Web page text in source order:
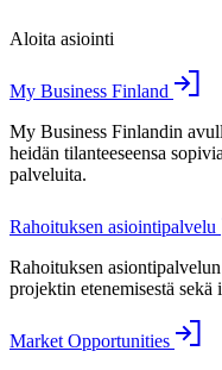
Aloita asiointi
My Business Finland
My Business Finlandin
heidän tilanteeseensa
palveluita.
Rahoituksen asiointipalvelu
Rahoituksen
projektin etenemisestä sekä
Market Opportunities